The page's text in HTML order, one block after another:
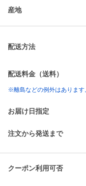
産地
配送方法
配送料金（送料）
※離島などの例外はあります
お届け日指定
注文から発送まで
クーポン利用可否